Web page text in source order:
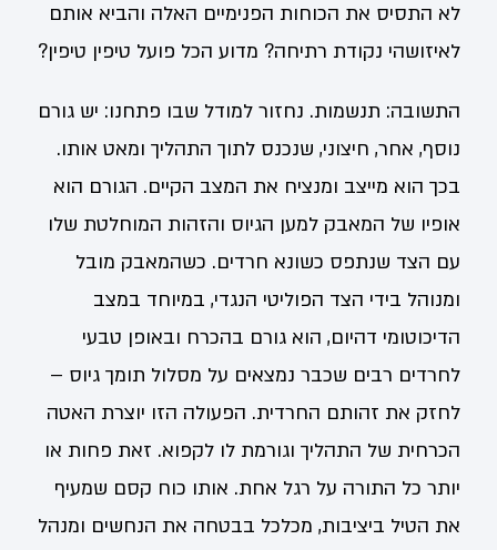
לא התסיס את הכוחות הפנימיים האלה והביא אותם
לאיזושהי נקודת רתיחה? מדוע הכל פועל טיפין טיפין?
התשובה: תנשמות. נחזור למודל שבו פתחנו: יש גורם
נוסף, אחר, חיצוני, שנכנס לתוך התהליך ומאט אותו.
בכך הוא מייצב ומנציח את המצב הקיים. הגורם הוא
אופיו של המאבק למען הגיוס והזהות המוחלטת שלו
עם הצד שנתפס כשונא חרדים. כשהמאבק מובל
ומנוהל בידי הצד הפוליטי הנגדי, במיוחד במצב
הדיכוטומי דהיום, הוא גורם בהכרח ובאופן טבעי
לחרדים רבים שכבר נמצאים על מסלול תומך גיוס –
לחזק את זהותם החרדית. הפעולה הזו יוצרת האטה
הכרחית של התהליך וגורמת לו לקפוא. זאת פחות או
יותר כל התורה על רגל אחת. אותו כוח קסם שמעיף
את הטיל ביציבות, מכלכל בבטחה את הנחשים ומנהל